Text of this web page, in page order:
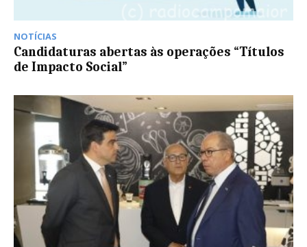
NOTÍCIAS
Candidaturas abertas às operações “Títulos
de Impacto Social”